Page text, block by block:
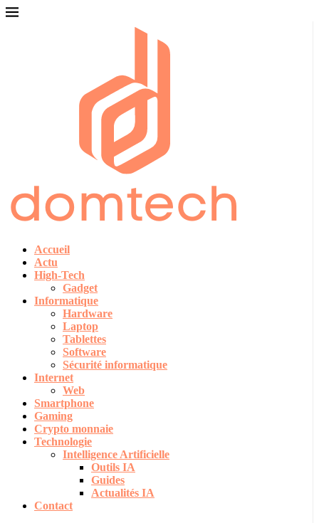
Accueil
Actu
High-Tech
Gadget
Informatique
Hardware
Laptop
Tablettes
Software
Sécurité informatique
Internet
Web
Smartphone
Gaming
Crypto monnaie
Technologie
Intelligence Artificielle
Outils IA
Guides
Actualités IA
Contact